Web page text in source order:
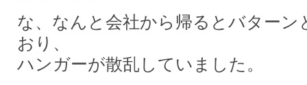
な、なんと会社から帰るとバターン
おり、
ハンガーが散乱していました。